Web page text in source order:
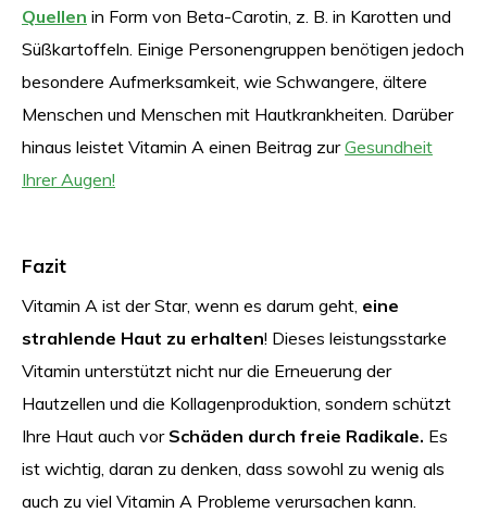
Quellen in Form von Beta-Carotin, z. B. in Karotten und
Süßkartoffeln. Einige Personengruppen benötigen jedoch
besondere Aufmerksamkeit, wie Schwangere, ältere
Menschen und Menschen mit Hautkrankheiten. Darüber
hinaus leistet Vitamin A einen Beitrag zurGesundheit
Ihrer Augen!
Fazit
Vitamin A ist der Star, wenn es darum geht, eine
strahlende Haut zu erhalten! Dieses leistungsstarke
Vitamin unterstützt nicht nur die Erneuerung der
Hautzellen und die Kollagenproduktion, sondern schützt
Ihre Haut auch vor Schäden durch freie Radikale. Es
ist wichtig, daran zu denken, dass sowohl zu wenig als
auch zu viel Vitamin A Probleme verursachen kann.